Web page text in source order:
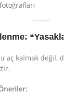
aç kalmak